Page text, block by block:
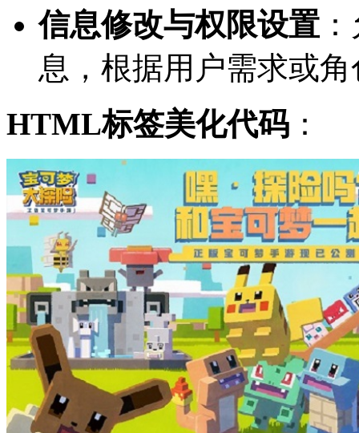
信息修改与权限设置
息，根据用户需求或
HTML标签美化代码 ：